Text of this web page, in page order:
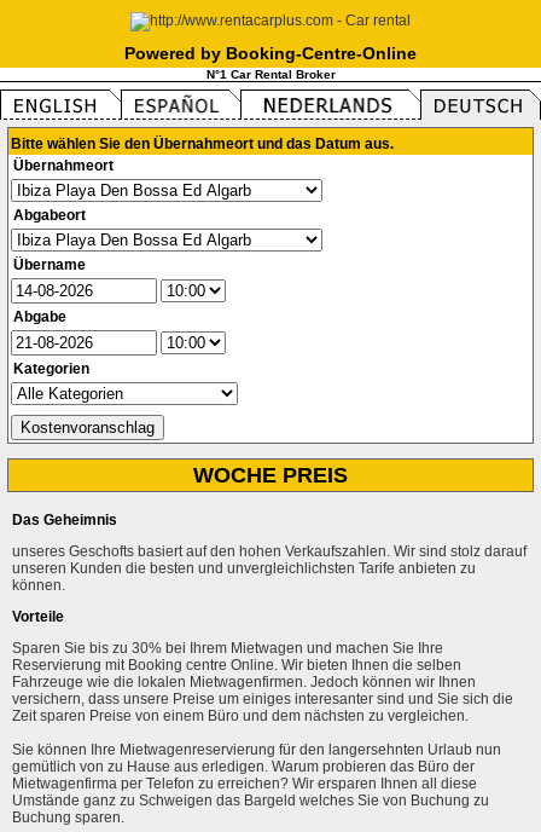
Powered by Booking-Centre-Online
N°1 Car Rental Broker
Bitte wählen Sie den Übernahmeort und das Datum aus.
Übernahmeort
Abgabeort
Übername
Abgabe
Kategorien
WOCHE PREIS
Das Geheimnis
unseres Geschofts basiert auf den hohen Verkaufszahlen. Wir sind stolz darauf
unseren Kunden die besten und unvergleichlichsten Tarife anbieten zu
können.
Vorteile
Sparen Sie bis zu 30% bei Ihrem Mietwagen und machen Sie Ihre
Reservierung mit Booking centre Online. Wir bieten Ihnen die selben
Fahrzeuge wie die lokalen Mietwagenfirmen. Jedoch können wir Ihnen
versichern, dass unsere Preise um einiges interesanter sind und Sie sich die
Zeit sparen Preise von einem Büro und dem nächsten zu vergleichen.
Sie können Ihre Mietwagenreservierung für den langersehnten Urlaub nun
gemütlich von zu Hause aus erledigen. Warum probieren das Büro der
Mietwagenfirma per Telefon zu erreichen? Wir ersparen Ihnen all diese
Umstände ganz zu Schweigen das Bargeld welches Sie von Buchung zu
Buchung sparen.